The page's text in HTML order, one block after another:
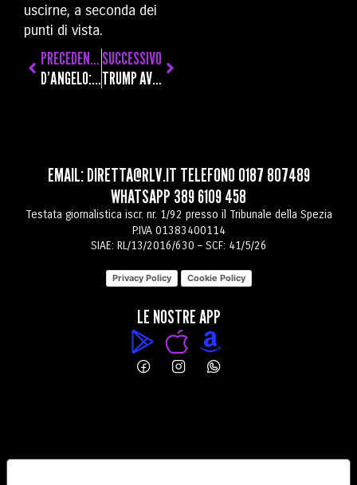
uscirne, a seconda dei
punti di vista.
PRECEDENTE
D’ANGELO: “ALLA MINIMA SITUAZIONE SI PAGA TUTTO, È IL NOSTRO PROBLEMA PIÙ GRANDE. I TIFOSI? CI HANNO ANCHE SUPPORTATO”
SUCCESSIVO
TRUMP AVREBBE CHIESTO ALL’ITALIA I SUOI CACCIAMINE PER BONIFICARE LO STRETTO DI HORMUZ
EMAIL:DIRETTA@RLV.IT TELEFONO 0187 807489
WHATSAPP 389 6109 458
Testata giornalistica iscr. nr. 1/92 presso il Tribunale della Spezia
P.IVA 01383400114
SIAE: RL/13/2016/630 – SCF: 41/5/26
Privacy Policy Cookie Policy
LE NOSTRE APP